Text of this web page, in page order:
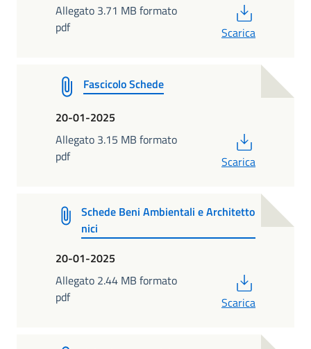
Allegato 3.71 MB formato
pdf
Scarica
Fascicolo Schede
20-01-2025
Allegato 3.15 MB formato
pdf
Scarica
Schede Beni Ambientali e Architetto
nici
20-01-2025
Allegato 2.44 MB formato
pdf
Scarica